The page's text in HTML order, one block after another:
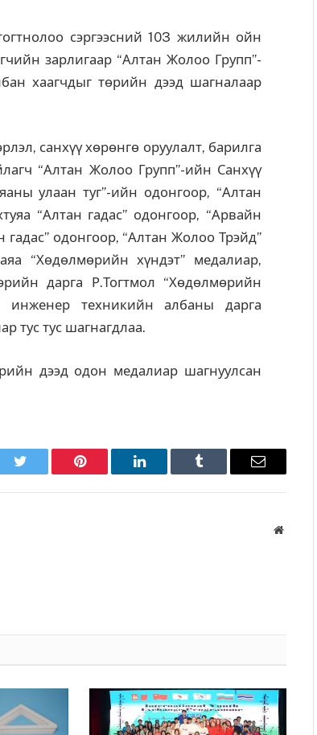
сэргээсний 103 жилийн ойн
зарлигаар “Алтан Жолоо Групп”-
хаагчдыг төрийн дээд шагналаар
санхүү хөрөнгө оруулалт, барилга
“Алтан Жолоо Групп”-ийн Санхүү
улаан туг”-ийн одонгоор, “Алтан
“Алтан гадас” одонгоор, “Арвайн
одонгоор, “Алтан Жолоо Трэйд”
“Хөдөлмөрийн хүндэт” медалиар,
дарга Р.Тогтмол “Хөдөлмөрийн
инженер техникийн албаны дарга
тус тус шагнагдлаа.
дээд одон медалиар шагнуулсан
Twitter Pinterest LinkedIn Tumblr Имэйл
Вэбсайт